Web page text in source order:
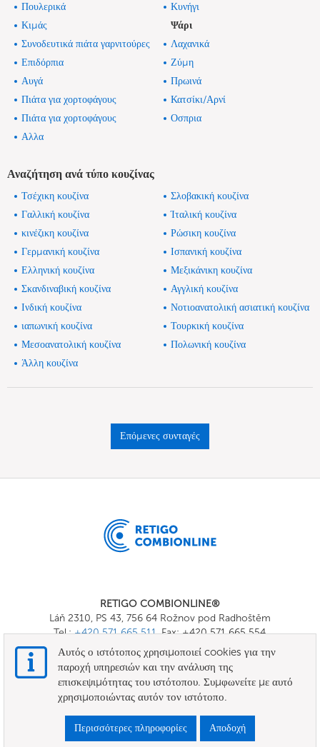
Πουλερικά
Κυνήγι
Κιμάς
Ψάρι
Συνοδευτικά πιάτα γαρνιτούρες
Λαχανικά
Επιδόρπια
Ζύμη
Αυγά
Πρωινά
Πιάτα για χορτοφάγους
Κατσίκι/Αρνί
Πιάτα για χορτοφάγους
Οσπρια
Αλλα
Αναζήτηση ανά τύπο κουζίνας
Τσέχικη κουζίνα
Σλοβακική κουζίνα
Γαλλική κουζίνα
Ίταλική κουζίνα
κινέζικη κουζίνα
Ρώσικη κουζίνα
Γερμανική κουζίνα
Ισπανική κουζίνα
Ελληνική κουζίνα
Μεξικάνικη κουζίνα
Σκανδιναβική κουζίνα
Αγγλική κουζίνα
Ινδική κουζίνα
Νοτιοανατολική ασιατική κουζίνα
ιαπωνική κουζίνα
Τουρκική κουζίνα
Μεσοανατολική κουζίνα
Πολωνική κουζίνα
Άλλη κουζίνα
Επόμενες συνταγές
RETIGO COMBIONLINE®
Láň 2310, PS 43, 756 64 Rožnov pod Radhoštěm
Tel.:+420 571 665 511, Fax: +420 571 665 554
E-mail:
info@combionline.com
OnlineMenu
ΟΡΟΙ ΚΑΙ ΠΡΟΫΠΟΘΕΣΕΙΣ
Αυτός ο ιστότοπος χρησιμοποιεί cookies για την
παροχή υπηρεσιών και την ανάλυση της
επισκεψιμότητας του ιστότοπου. Συμφωνείτε με αυτό
χρησιμοποιώντας αυτόν τον ιστότοπο.
Περισσότερες πληροφορίες Αποδοχή